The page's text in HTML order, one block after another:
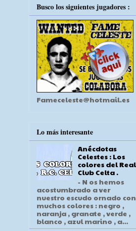
Busco los siguientes jugadores :
Fameceleste@hotmail.es
Lo más interesante
Anécdotas
Celestes : Los
colores del Real
Club Celta .
- N os hemos
acostumbrado a ver
nuestro escudo ornado con
muchos colores : negro ,
naranja , granate , verde ,
blanco , azul marino , a...